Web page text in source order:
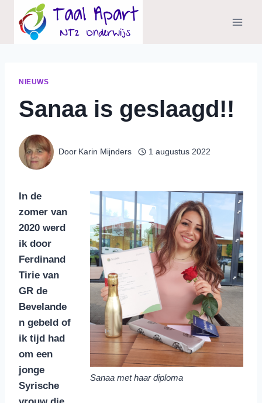
Doorgaan
NIEUWS
Sanaa is geslaagd!!
Door Karin Mijnders 1 augustus 2022
Sanaa met haar diploma
In de
zomer van
2020 werd
ik door
Ferdinand
Tirie van
GR de
Bevelande
n gebeld of
ik tijd had
om een
jonge
Syrische